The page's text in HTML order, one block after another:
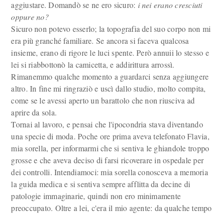
aggiustare. Domandò se ne ero sicuro: i nei erano cresciuti
oppure no?
Sicuro non potevo esserlo; la topografia del suo corpo non mi
era più granché familiare. Se ancora si faceva qualcosa
insieme, erano di rigore le luci spente. Però annuii lo stesso e
lei si riabbottonò la camicetta, e addirittura arrossì.
Rimanemmo qualche momento a guardarci senza aggiungere
altro. In fine mi ringraziò e uscì dallo studio, molto compita,
come se le avessi aperto un barattolo che non riusciva ad
aprire da sola.
Tornai al lavoro, e pensai che l'ipocondria stava diventando
una specie di moda. Poche ore prima aveva telefonato Flavia,
mia sorella, per informarmi che si sentiva le ghiandole troppo
grosse e che aveva deciso di farsi ricoverare in ospedale per
dei controlli. Intendiamoci: mia sorella conosceva a memoria
la guida medica e si sentiva sempre afflitta da decine di
patologie immaginarie, quindi non ero minimamente
preoccupato. Oltre a lei, c'era il mio agente: da qualche tempo